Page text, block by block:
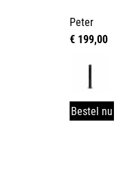
Peter
€ 199,00
Bestel nu